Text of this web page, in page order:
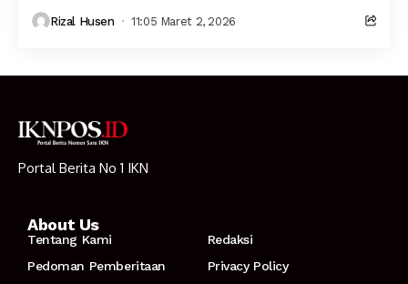
Rizal Husen 11:05 Maret 2, 2026
Portal Berita No 1 IKN
About Us
Tentang Kami
Redaksi
Pedoman Pemberitaan
Privacy Policy